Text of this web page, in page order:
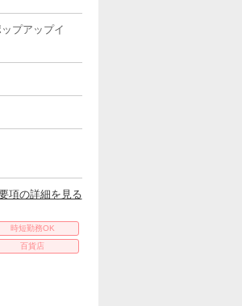
プアップイ
項の詳細を見る
時短勤務OK
百貨店